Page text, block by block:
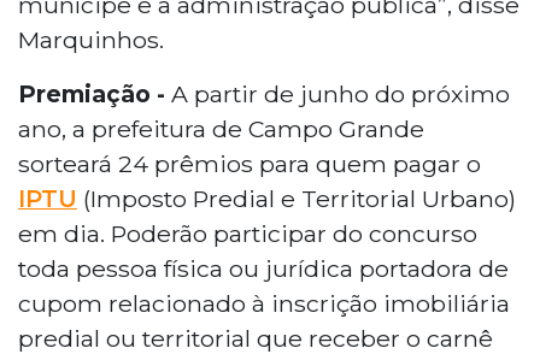
Marquinhos.
Premiação - A partir de junho do próximo
ano, a prefeitura de Campo Grande
sorteará 24 prêmios para quem pagar o
IPTU (Imposto Predial e Territorial Urbano)
em dia. Poderão participar do concurso
toda pessoa física ou jurídica portadora de
cupom relacionado à inscrição imobiliária
predial ou territorial que receber o carnê